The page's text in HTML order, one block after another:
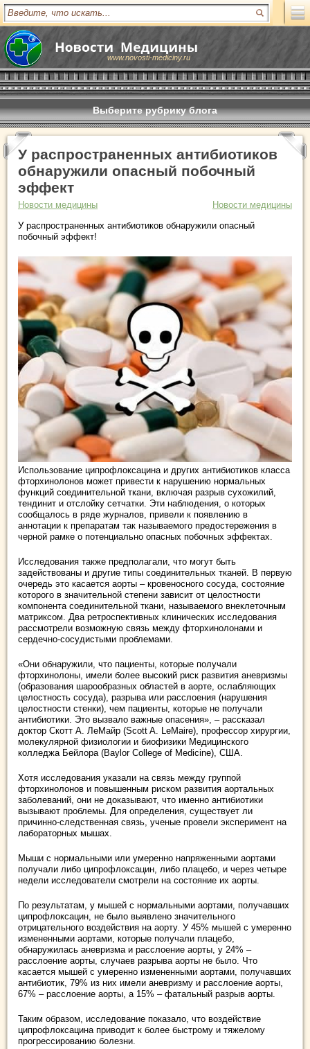
www.novosti-mediciny.ru
Выберите рубрику блога
У распространенных антибиотиков
обнаружили опасный побочный
эффект
Новости медицины
Новости медицины
У распространенных антибиотиков обнаружили опасный
побочный эффект!
Использование ципрофлоксацина и других антибиотиков класса
фторхинолонов может привести к нарушению нормальных
функций соединительной ткани, включая разрыв сухожилий,
тендинит и отслойку сетчатки. Эти наблюдения, о которых
сообщалось в ряде журналов, привели к появлению в
аннотации к препаратам так называемого предостережения в
черной рамке о потенциально опасных побочных эффектах.
Исследования также предполагали, что могут быть
задействованы и другие типы соединительных тканей. В первую
очередь это касается аорты – кровеносного сосуда, состояние
которого в значительной степени зависит от целостности
компонента соединительной ткани, называемого внеклеточным
матриксом. Два ретроспективных клинических исследования
рассмотрели возможную связь между фторхинолонами и
сердечно-сосудистыми проблемами.
«Они обнаружили, что пациенты, которые получали
фторхинолоны, имели более высокий риск развития аневризмы
(образования шарообразных областей в аорте, ослабляющих
целостность сосуда), разрыва или расслоения (нарушения
целостности стенки), чем пациенты, которые не получали
антибиотики. Это вызвало важные опасения», – рассказал
доктор Скотт А. ЛеМайр (Scott A. LeMaire), профессор хирургии,
молекулярной физиологии и биофизики Медицинского
колледжа Бейлора (Baylor College of Medicine), США.
Хотя исследования указали на связь между группой
фторхинолонов и повышенным риском развития аортальных
заболеваний, они не доказывают, что именно антибиотики
вызывают проблемы. Для определения, существует ли
причинно-следственная связь, ученые провели эксперимент на
лабораторных мышах.
Мыши с нормальными или умеренно напряженными аортами
получали либо ципрофлоксацин, либо плацебо, и через четыре
недели исследователи смотрели на состояние их аорты.
По результатам, у мышей с нормальными аортами, получавших
ципрофлоксацин, не было выявлено значительного
отрицательного воздействия на аорту. У 45% мышей с умеренно
измененными аортами, которые получали плацебо,
обнаружилась аневризма и расслоение аорты, у 24% –
расслоение аорты, случаев разрыва аорты не было. Что
касается мышей с умеренно измененными аортами, получавших
антибиотик, 79% из них имели аневризму и расслоение аорты,
67% – расслоение аорты, а 15% – фатальный разрыв аорты.
Таким образом, исследование показало, что воздействие
ципрофлоксацина приводит к более быстрому и тяжелому
прогрессированию болезни.